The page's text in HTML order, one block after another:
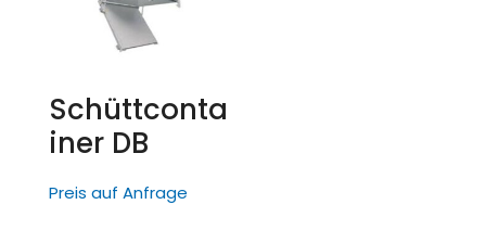
Schüttconta
iner DB
Preis auf Anfrage